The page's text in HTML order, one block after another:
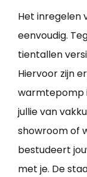
Het inregelen
eenvoudig.
tientallen
Hiervoor zijn
warmtepomp
jullie van
showroom of
bestudeert
met je. De